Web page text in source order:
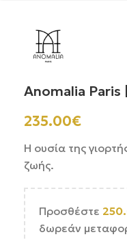
Anomalia Paris
235.00€
Η ουσία της
ζωής.
Προσθέστε
δωρεάν